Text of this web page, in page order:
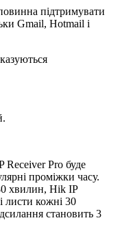
підтримувати
Gmail, Hotmail і
Receiver Pro буде
проміжки часу.
хвилин, Hik IP
листи кожні 30
становить 3